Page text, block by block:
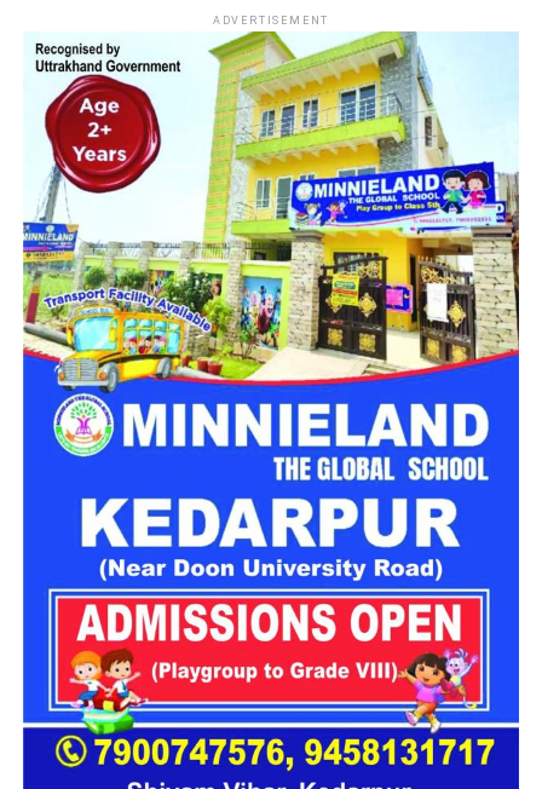
एक की मौत, दो गंभीर रूप से घायल
मिली जानकारी के अनुसार up 16 eu7595 की एक प्राइवेट बोलेरा के
ऊपर बोल्डर गिर गया। जिसमें एक व्यक्ति की मौके पर ही मौत हो गई जबकि
2 व्यक्तियों को उपचार के लिए हंस हॉस्पिटल सतपुली भेजा गया है। जिनकी
हालत गंभीर बनी हुई है।
ADVERTISEMENT